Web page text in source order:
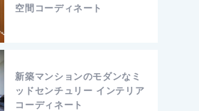
空間コーディネート
新築マンションのモダンなミ
ッドセンチュリー インテリア
コーディネート